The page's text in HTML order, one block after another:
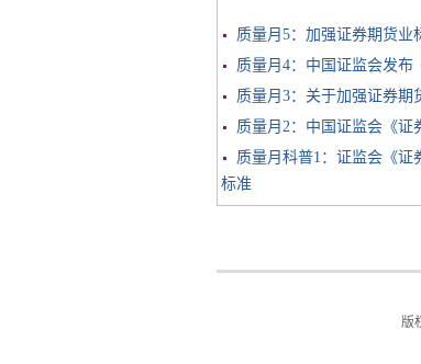
质量月5：加强证券期货业
质量月4：中国证监会发布
质量月3：关于加强证券期
质量月2：中国证监会《证
质量月科普1：证监会《证
标准
版